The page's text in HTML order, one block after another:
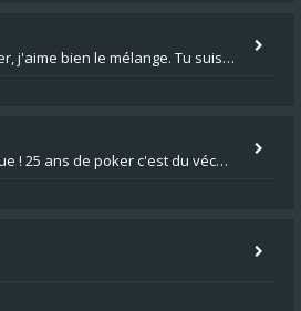
Salut Alain, Rugby et poker, j'aime bien le mélange. Tu suis le rugby du coin ? Moi j'essaie d'aller voir des matchs de
Salut Stéphane, Bienvenue ! 25 ans de poker c'est du vécu quand même. Moi je suis relativementnouveau (2018) mais j'ai a